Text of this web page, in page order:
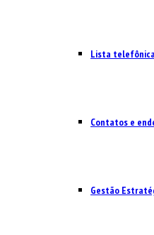
Lista telefônica
Contatos e
Gestão